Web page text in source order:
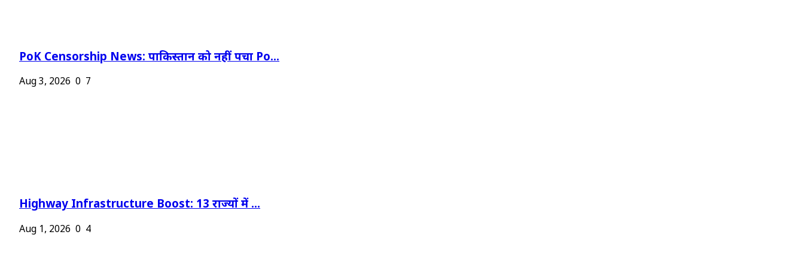
PoK Censorship News: पाकिस्तान को नहीं पचा Po...
Aug 3, 2026 0 7
Highway Infrastructure Boost: 13 राज्यों में ...
Aug 1, 2026 0 4